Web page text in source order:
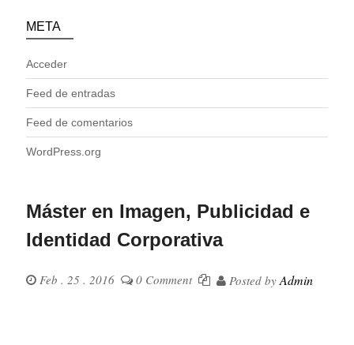
META
Acceder
Feed de entradas
Feed de comentarios
WordPress.org
Máster en Imagen, Publicidad e
Identidad Corporativa
Feb . 25 . 2016 0 Comment Posted byAdmin